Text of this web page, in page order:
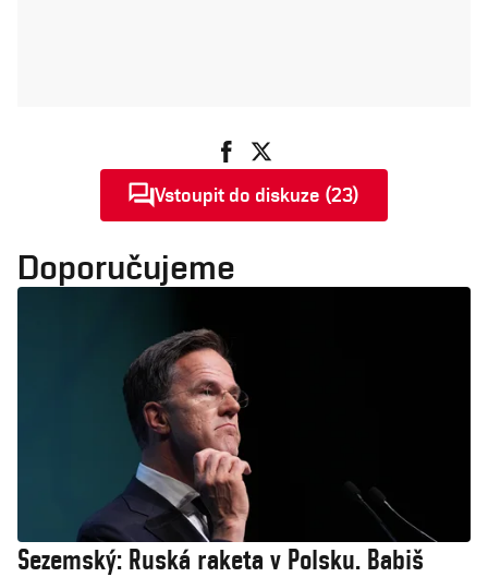
Vstoupit do diskuze (23)
Doporučujeme
Sezemský: Ruská raketa v Polsku. Babiš